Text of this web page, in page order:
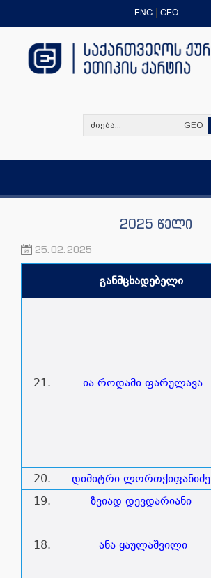
ENG GEO
GEO
2025 წელი
25.02.2025
განმცხადებელი
21. ია როდამი ფარულავა
20.
დიმიტრი ლორთქიფანიძე
19.
ზვიად დევდარიანი
18. ანა ყაულაშვილი